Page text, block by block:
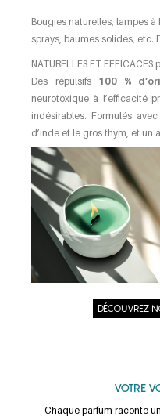
Bougies naturelles, lampes à
sprays, baumes solides, etc.
NATURELLES ET
Des répulsifs 100 %
neurotoxique à l’efficacité
indésirables. Formulés
d’inde et le gros thym, et un
DÉCOUVREZ
VOTRE
Chaque parfum raconte